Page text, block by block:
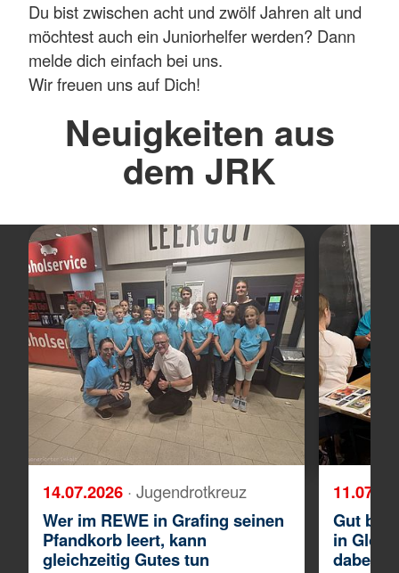
Du bist zwischen acht und zwölf Jahren alt und
möchtest auch ein Juniorhelfer werden? Dann
melde dich einfach bei uns.
Wir freuen uns auf Dich!
Neuigkeiten aus
dem JRK
14.07.2026 · Jugendrotkreuz
Wer im REWE in Grafing seinen
Pfandkorb leert, kann
gleichzeitig Gutes tun
Gut
in
dabei